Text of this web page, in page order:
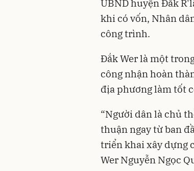
UBND huyện Đắk
khi có vốn, Nhân
công trình.
Đắk Wer là một
công nhận hoàn
địa phương làm tốt
“Người dân là chủ
thuận ngay từ ban
triển khai xây dựng
Wer Nguyễn Ngọc